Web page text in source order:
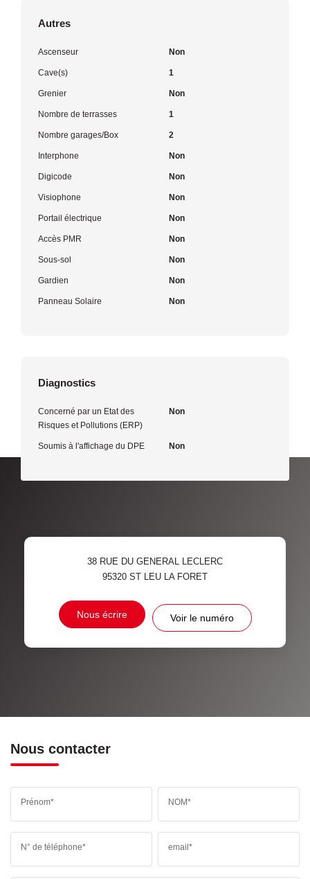
Autres
Ascenseur Non
Cave(s) 1
Grenier Non
Nombre de terrasses 1
Nombre garages/Box 2
Interphone Non
Digicode Non
Visiophone Non
Portail électrique Non
Accès PMR Non
Sous-sol Non
Gardien Non
Panneau Solaire Non
Diagnostics
Concerné par un Etat des
Risques et Pollutions (ERP)
Non
Soumis à l'affichage du DPE Non
38 RUE DU GENERAL LECLERC
95320 ST LEU LA FORET
Nous écrire Voir le numéro
Nous contacter
Prénom* NOM*
N° de téléphone* email*